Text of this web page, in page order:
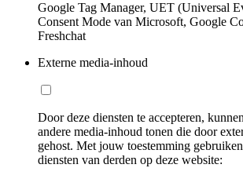
Google Tag Manager, UET (Universal
Consent Mode van Microsoft, Google
Freshchat
Externe media-inhoud
Door deze diensten te accepteren,
andere media-inhoud tonen die door
gehost. Met jouw toestemming
diensten van derden op deze website: